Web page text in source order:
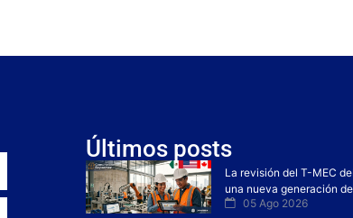
Últimos posts
La revisión del T-MEC
una nueva generación
05 Ago 2026